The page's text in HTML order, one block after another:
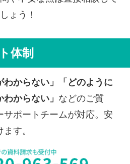
ょう！
体制
わからない」「どのように
からない」 などのご質
サポートチームが対応。安
す。